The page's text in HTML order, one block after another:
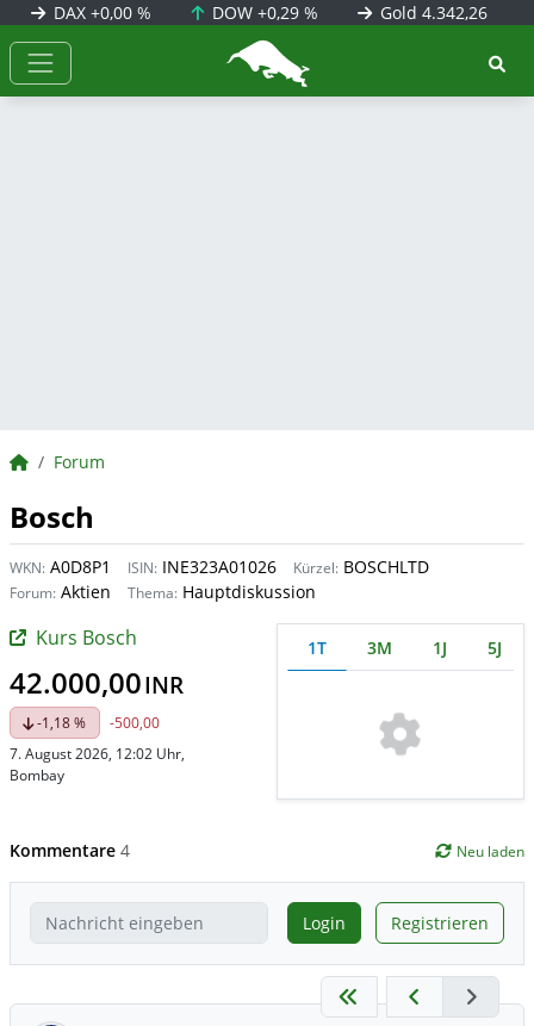
DAX +0,00 % DOW+0,29 % Gold 4.342,26
BörsenNEWS.de
BörsenNEWS.de
Forum
Bosch
WKN: A0D8P1 ISIN: INE323A01026 Kürzel: BOSCHLTD
Forum: Aktien Thema: Hauptdiskussion
Kurs Bosch
42.000,00INR
-1,18 %
-500,00
7. August 2026, 12:02 Uhr,
Bombay
1T 3M 1J 5J
Kommentare 4 Neu laden
Login Registrieren